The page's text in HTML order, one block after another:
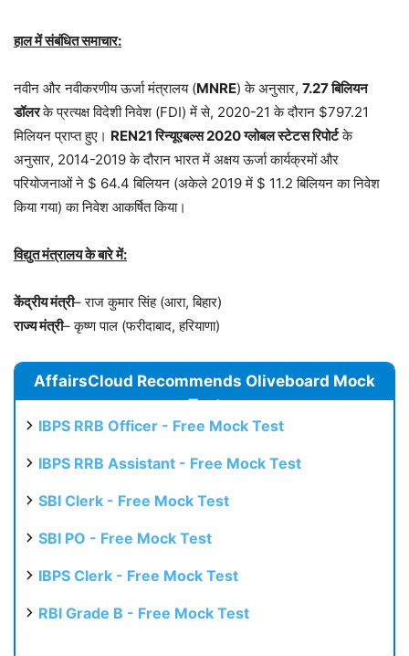
हाल में संबंधित समाचार:
नवीन और नवीकरणीय ऊर्जा मंत्रालय (MNRE) के अनुसार, 7.27 बिलियन
डॉलरके प्रत्यक्ष विदेशी निवेश (FDI) में से, 2020-21 के दौरान $797.21
मिलियन प्राप्त हुए। REN21 रिन्यूएबल्स 2020 ग्लोबल स्टेटस रिपोर्टके
अनुसार, 2014-2019 के दौरान भारत में अक्षय ऊर्जा कार्यक्रमों और
परियोजनाओं ने $ 64.4 बिलियन (अकेले 2019 में $ 11.2 बिलियन का निवेश
किया गया) का निवेश आकर्षित किया।
विद्युत मंत्रालय के बारे में:
केंद्रीय मंत्री– राज कुमार सिंह (आरा, बिहार)
राज्य मंत्री– कृष्ण पाल (फरीदाबाद, हरियाणा)
AffairsCloud Recommends Oliveboard Mock
Test
IBPS RRB Officer - Free Mock Test
IBPS RRB Assistant - Free Mock Test
SBI Clerk - Free Mock Test
SBI PO - Free Mock Test
IBPS Clerk - Free Mock Test
RBI Grade B - Free Mock Test